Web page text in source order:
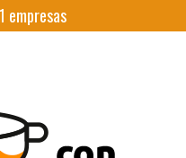
empresas